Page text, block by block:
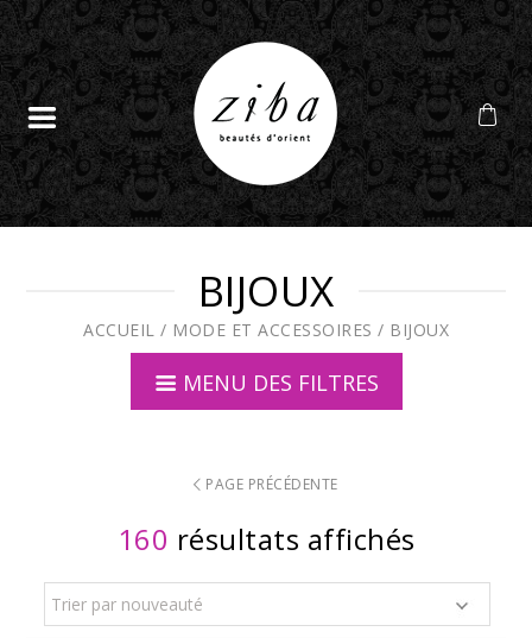
BIJOUX
ACCUEIL / MODE ET ACCESSOIRES / BIJOUX
MENU DES FILTRES
PAGE PRÉCÉDENTE
160 résultats affichés
Trier par nouveauté